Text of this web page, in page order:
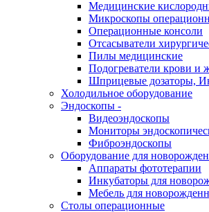
Медицинские
Микроскопы
Операционные консоли
Отсасыватели
Пилы медицинские
Подогреватели крови и
Шприцевые дозаторы,
Холодильное оборудование
Эндоскопы -
Видеоэндоскопы
Мониторы
Фиброэндоскопы
Оборудование для
Аппараты фототерапии
Инкубаторы для
Мебель для
Столы операционные